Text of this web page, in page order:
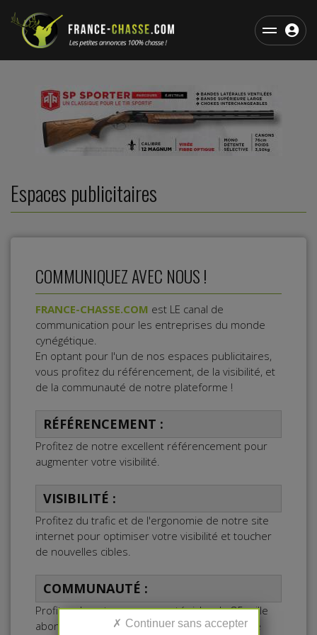
Espaces publicitaires
COMMUNIQUEZ AVEC NOUS !
FRANCE-CHASSE.COM est LE canal de
communication pour les entreprises du monde
cynégétique.
En optant pour l'un de nos espaces publicitaires,
vous profitez du référencement, de la visibilité, et
de la communauté de notre plateforme !
RÉFÉRENCEMENT :
Profitez de notre excellent référencement pour
augmenter votre visibilité.
VISIBILITÉ :
Profitez du trafic et de l'ergonomie de notre site
internet pour optimiser votre visibilité et toucher
de nouvelles cibles.
COMMUNAUTÉ :
Profitez de notre communauté riche de 85 mille
abonnés pour accroitre l'engagement de votre